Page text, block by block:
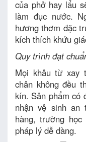
của phở hay lẩu
làm đục nước.
hương thơm đặc
kích thích khứu
Quy trình đạt
Mọi khâu từ xay
chân không đều
kín. Sản phẩm có
nhận vệ sinh an
hàng, trường
pháp lý dễ dàng.